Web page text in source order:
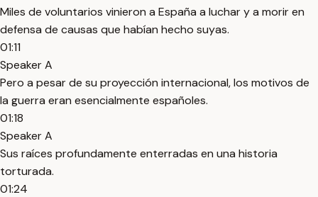
Miles de voluntarios vinieron a España a luchar y a morir en
defensa de causas que habían hecho suyas.
01:11
Speaker A
Pero a pesar de su proyección internacional, los motivos de
la guerra eran esencialmente españoles.
01:18
Speaker A
Sus raíces profundamente enterradas en una historia
torturada.
01:24